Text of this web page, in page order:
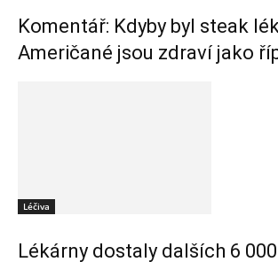
Komentář: Kdyby byl steak
Američané jsou zdraví jako
Léčiva
Lékárny dostaly dalších 6